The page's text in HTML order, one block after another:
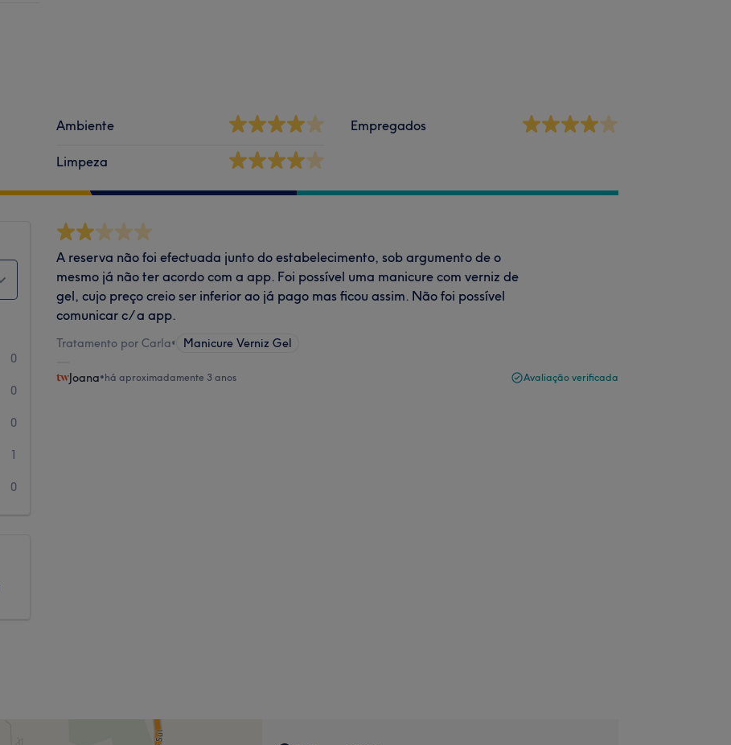
Ambiente
Limpeza
Empregados
0
0
0
1
0
A reserva não foi efectuada junto do estabelecimento, sob argumento de o
mesmo já não ter acordo com a app. Foi possível uma manicure com verniz de
gel, cujo preço creio ser inferior ao já pago mas ficou assim. Não foi possível
comunicar c/ a app.
Tratamento por Carla• Manicure Verniz Gel
Joana•há aproximadamente 3 anos Avaliação verificada